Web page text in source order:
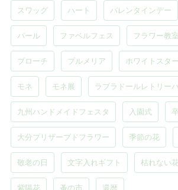
スワッグ ハート バレンタインデー
パール ファベルフェス フラワー教室
ブローチ プルメリア ホワイトスター
モネ モネ展 ラブラドールレトリー
九州ハンドメイドフェスタ 入園式
大分プリザーブドフラワー 季節の花
敬老の日 文字入れギフト 枯れない
紫陽花 蚤の市 還暦